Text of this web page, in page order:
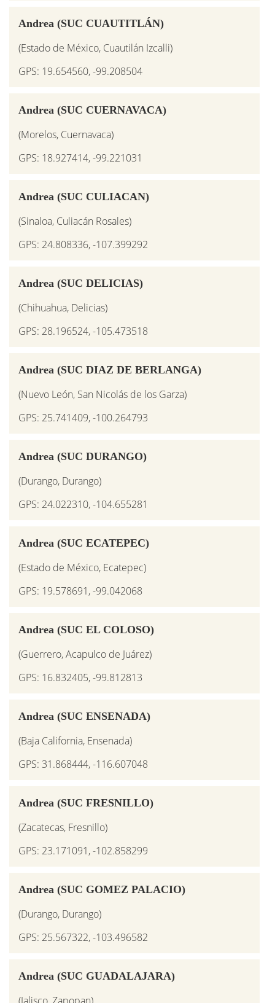
Andrea (SUC CUAUTITLÁN)
(Estado de México, Cuautilán Izcalli)
GPS: 19.654560, -99.208504
Andrea (SUC CUERNAVACA)
(Morelos, Cuernavaca)
GPS: 18.927414, -99.221031
Andrea (SUC CULIACAN)
(Sinaloa, Culiacán Rosales)
GPS: 24.808336, -107.399292
Andrea (SUC DELICIAS)
(Chihuahua, Delicias)
GPS: 28.196524, -105.473518
Andrea (SUC DIAZ DE BERLANGA)
(Nuevo León, San Nicolás de los Garza)
GPS: 25.741409, -100.264793
Andrea (SUC DURANGO)
(Durango, Durango)
GPS: 24.022310, -104.655281
Andrea (SUC ECATEPEC)
(Estado de México, Ecatepec)
GPS: 19.578691, -99.042068
Andrea (SUC EL COLOSO)
(Guerrero, Acapulco de Juárez)
GPS: 16.832405, -99.812813
Andrea (SUC ENSENADA)
(Baja California, Ensenada)
GPS: 31.868444, -116.607048
Andrea (SUC FRESNILLO)
(Zacatecas, Fresnillo)
GPS: 23.171091, -102.858299
Andrea (SUC GOMEZ PALACIO)
(Durango, Durango)
GPS: 25.567322, -103.496582
Andrea (SUC GUADALAJARA)